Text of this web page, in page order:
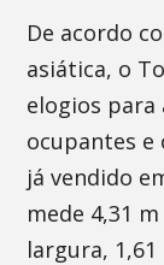
De acordo
asiática, o
elogios para
ocupantes e
já vendido
mede 4,31
largura,